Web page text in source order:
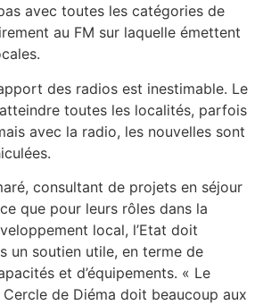
avec toutes les catégories de
au FM sur laquelle émettent
des radios est inestimable. Le
toutes les localités, parfois
avec la radio, les nouvelles sont
consultant de projets en séjour
que pour leurs rôles dans la
local, l’Etat doit
un soutien utile, en terme de
et d’équipements. « Le
de Diéma doit beaucoup aux